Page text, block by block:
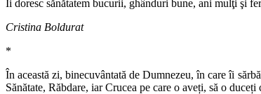
Îi doresc sănătatem bucurii, ghânduri bune, ani mulţi şi
Cristina Boldurat
*
În această zi, binecuvântată de Dumnezeu, în care îi
Sănătate, Răbdare, iar Crucea pe care o aveți, să o